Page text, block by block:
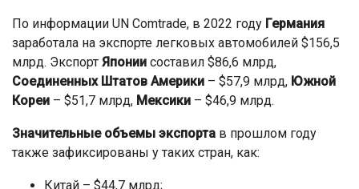
По информации UN Comtrade, в 2022 году Германия
заработала на экспорте легковых автомобилей $156,5
млрд. Экспорт Японии составил $86,6 млрд,
Соединенных Штатов Америки – $57,9 млрд, Южной
Кореи – $51,7 млрд, Мексики – $46,9 млрд.
Значительные объемы экспорта в прошлом году
также зафиксированы у таких стран, как:
Китай – $44,7 млрд;